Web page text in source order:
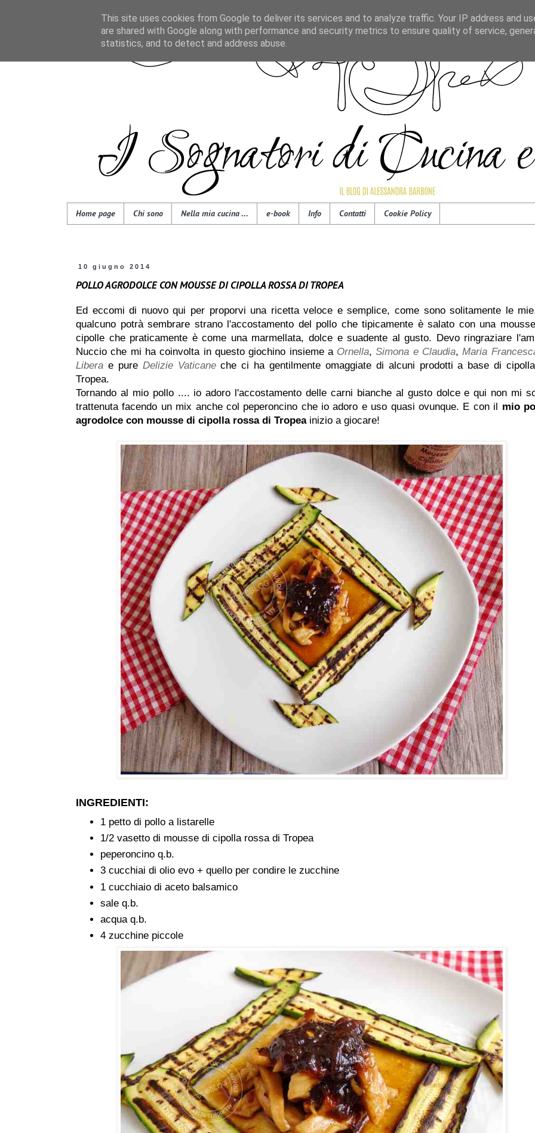
Home page Chi sono Nella mia cucina ... e-book Info Contatti Cookie Policy
10 giugno 2014
POLLO AGRODOLCE CON MOUSSE DI CIPOLLA ROSSA DI TROPEA
Ed eccomi di nuovo qui per proporvi una ricetta veloce e semplice, come sono solitamente le
qualcuno potrà sembrare strano l'accostamento del pollo che tipicamente è salato con una
cipolle che praticamente è come una marmellata, dolce e suadente al gusto. Devo ringraziare
Nuccio che mi ha coinvolta in questo giochino insieme a Ornella,Simona e Claudia,Maria
Libera e pure Delizie Vaticaneche ci ha gentilmente omaggiate di alcuni prodotti a base di
Tropea.
Tornando al mio pollo .... io adoro l'accostamento delle carni bianche al gusto dolce e qui non mi
trattenuta facendo un mix anche col peperoncino che io adoro e uso quasi ovunque. E con il mio
agrodolce con mousse di cipolla rossa di Tropeainizio a giocare!
INGREDIENTI:
1 petto di pollo a listarelle
1/2 vasetto di mousse di cipolla rossa di Tropea
peperoncino q.b.
3 cucchiai di olio evo + quello per condire le zucchine
1 cucchiaio di aceto balsamico
sale q.b.
acqua q.b.
4 zucchine piccole
This site uses cookies from Google to deliver its services and to analyze traffic. Your IP address and
are shared with Google along with performance and security metrics to ensure quality of service,
statistics, and to detect and address abuse.